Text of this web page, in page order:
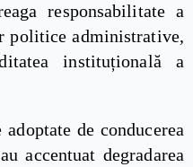
responsabilitate a
politice administrative,
instituțională a
de conducerea
accentuat degradarea